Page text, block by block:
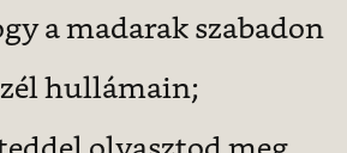
a madarak szabadon
hullámain;